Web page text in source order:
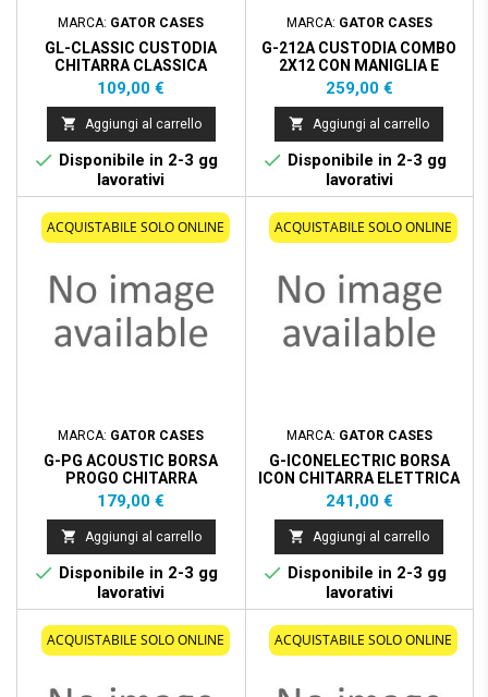
MARCA: GATOR CASES
GL-CLASSIC CUSTODIA
CHITARRA CLASSICA
Prezzo
109,00 €
 Aggiungi al carrello
 Disponibile in 2-3 gg
lavorativi
MARCA: GATOR CASES
G-212A CUSTODIA COMBO
2X12 CON MANIGLIA E
ROTELLE
Prezzo
259,00 €
 Aggiungi al carrello
 Disponibile in 2-3 gg
lavorativi
ACQUISTABILE SOLO ONLINE
MARCA: GATOR CASES
G-PG ACOUSTIC BORSA
PROGO CHITARRA
ACUSTICA
Prezzo
179,00 €
 Aggiungi al carrello
 Disponibile in 2-3 gg
lavorativi
ACQUISTABILE SOLO ONLINE
MARCA: GATOR CASES
G-ICONELECTRIC BORSA
ICON CHITARRA ELETTRICA
MARRONE
Prezzo
241,00 €
 Aggiungi al carrello
 Disponibile in 2-3 gg
lavorativi
ACQUISTABILE SOLO ONLINE ACQUISTABILE SOLO ONLINE